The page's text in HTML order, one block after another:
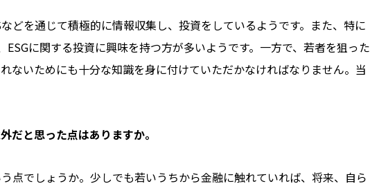
どを通じて積極的に情報収集し、投資をしているようです。また、特に
に関する投資に興味を持つ方が多いようです。一方で、若者を狙った
ないためにも十分な知識を身に付けていただかなければなりません。当
だと思った点はありますか。
点でしょうか。少しでも若いうちから金融に触れていれば、将来、自ら